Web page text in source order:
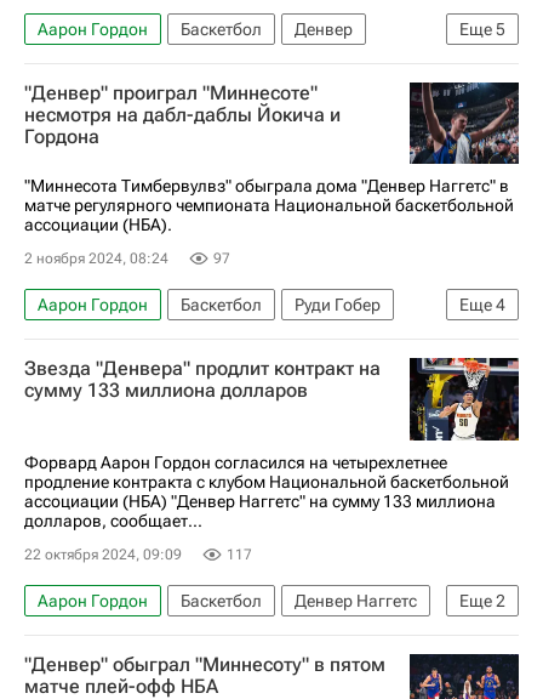
Еще5
Аарон Гордон Баскетбол
Денвер
Лука Дончич
Леброн Джеймс
Лос-Анджелес Лейкерс
Денвер Наггетс
Чикаго Буллз
"Денвер" проиграл "Миннесоте"
несмотря на дабл-даблы Йокича и
Гордона
"Миннесота Тимбервулвз" обыграла дома "Денвер Наггетс" в
матче регулярного чемпионата Национальной баскетбольной
ассоциации (НБА).
2 ноября 2024, 08:24 97
Еще4
Аарон Гордон Баскетбол
Руди Гобер
Денвер Наггетс
Нью-Йорк Никс
Детройт Пистонс
НБА
Звезда "Денвера" продлит контракт на
сумму 133 миллиона долларов
Форвард Аарон Гордон согласился на четырехлетнее
продление контракта с клубом Национальной баскетбольной
ассоциации (НБА) "Денвер Наггетс" на сумму 133 миллиона
долларов, сообщает...
22 октября 2024, 09:09 117
Еще2
Аарон Гордон Баскетбол
Денвер Наггетс
НБА
Спорт
"Денвер" обыграл "Миннесоту" в пятом
матче плей-офф НБА